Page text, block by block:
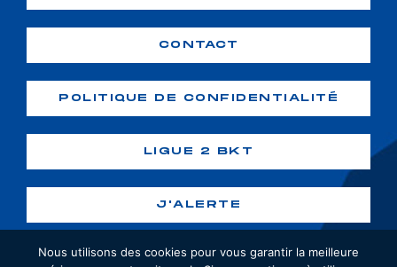
CONTACT
POLITIQUE DE CONFIDENTIALITÉ
LIGUE 2 BKT
J'ALERTE
Nous utilisons des cookies pour vous garantir la meilleure